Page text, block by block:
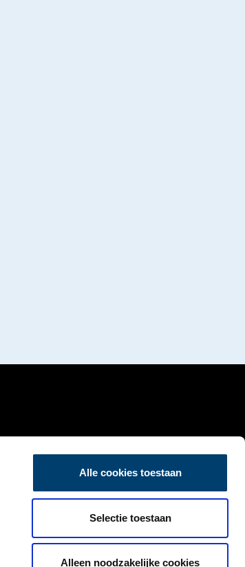
Alle cookies toestaan
Selectie toestaan
Alleen noodzakelijke cookies